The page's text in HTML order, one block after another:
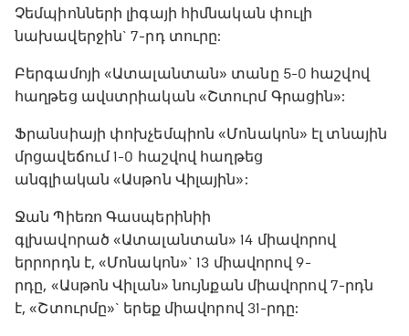
Չեմպիոնների լիգայի հիմնական փուլի
նախավերջին` 7-րդ տուրը:
Բերգամոյի «Ատալանտան» տանը 5-0 հաշվով
հաղթեց ավստրիական «Շտուրմ Գրացին»:
Ֆրանսիայի փոխչեմպիոն «Մոնակոն» էլ տնային
մրցավեճում 1-0 հաշվով հաղթեց
անգլիական «Ասթոն Վիլային»:
Ջան Պիեռո Գասպերինիի
գլխավորած «Ատալանտան» 14 միավորով
երրորդն է, «Մոնակոն»` 13 միավորով 9-
րդը, «Ասթոն Վիլան» նույնքան միավորով 7-րդն
է, «Շտուրմը»` երեք միավորով 31-րդը: